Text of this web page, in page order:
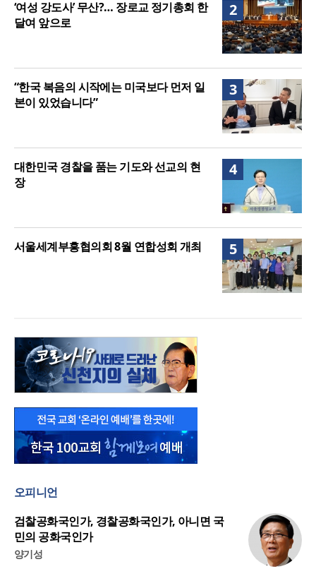
2
‘여성 강도사’ 무산?… 장로교 정기총회 한
달여 앞으로
3
“한국 복음의 시작에는 미국보다 먼저 일
본이 있었습니다”
4
대한민국 경찰을 품는 기도와 선교의 현
장
5
서울세계부흥협의회 8월 연합성회 개최
오피니언
검찰공화국인가, 경찰공화국인가, 아니면 국
민의 공화국인가
양기성